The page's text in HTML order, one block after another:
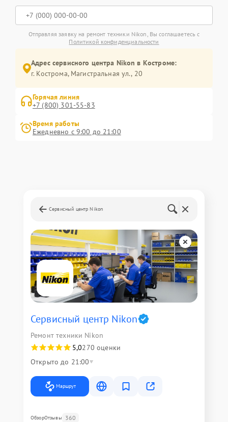
Отправляя заявку на ремонт техники Nikon, Вы соглашаетесь с
Политикой конфиденциальности
Адрес сервисного центра Nikon в Костроме:
г. Кострома, Магистральная ул., 20
Горячая линия
+7 (800) 301-55-83
Время работы
Ежедневно с 9:00 до 21:00
Сервисный центр Nikon
Сервисный центр Nikon
Ремонт техники Nikon
5,0270 оценки
Открыто до 21:00
Маршрут
ОбзорОтзывы 360